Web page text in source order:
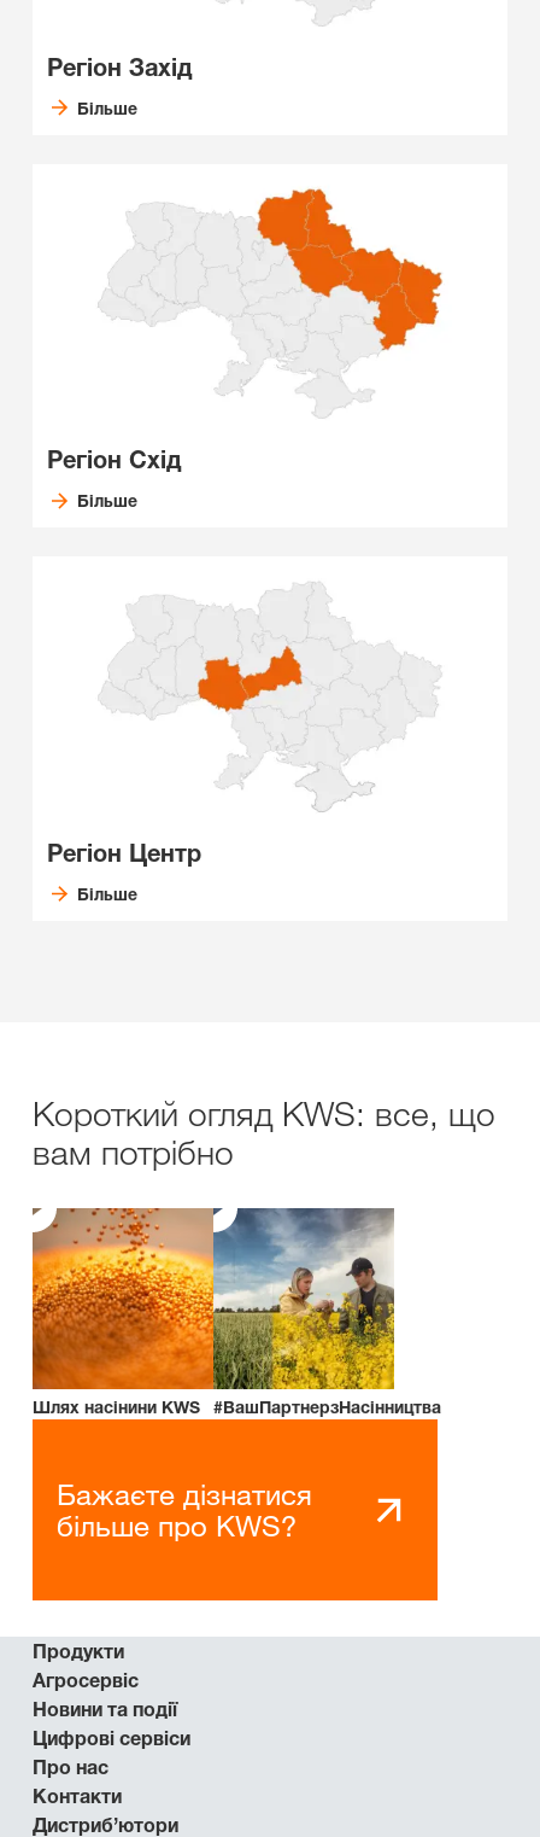
Регіон Захід
Більше
Регіон Схід
Більше
Регіон Центр
Більше
Короткий огляд KWS: все, що
вам потрібно
Шлях насінини KWS #ВашПартнерзНасінництва
Бажаєте дізнатися
більше про KWS?
Продукти
Агросервіс
Новини та події
Цифрові сервіси
Про нас
Контакти
Дистриб’ютори